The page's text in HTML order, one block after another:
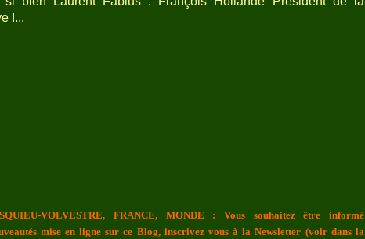
!...
VOLVESTRE, FRANCE, MONDE : Vous souhaitez être informé
mise en ligne sur ce Blog, inscrivez vous à la Newsletter (voir dans la